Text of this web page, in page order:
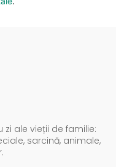
ale vieții de familie:
sarcină, animale,